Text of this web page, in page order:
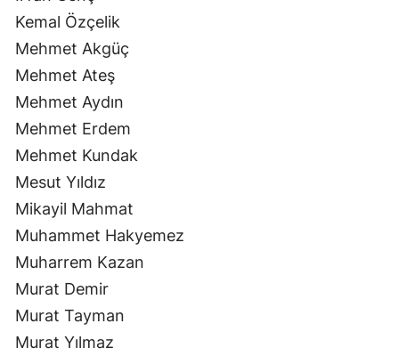
Kemal Özçelik
Mehmet Akgüç
Mehmet Ateş
Mehmet Aydın
Mehmet Erdem
Mehmet Kundak
Mesut Yıldız
Mikayil Mahmat
Muhammet Hakyemez
Muharrem Kazan
Murat Demir
Murat Tayman
Murat Yılmaz